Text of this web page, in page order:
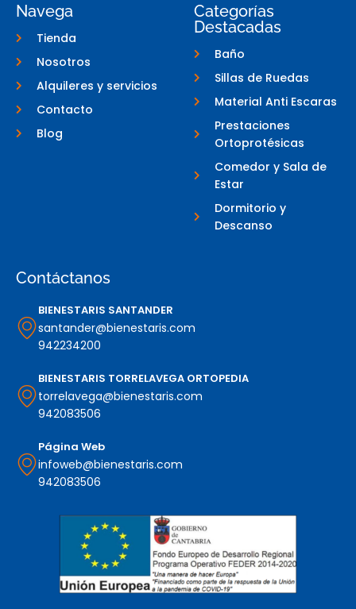
k
f
m
Navega
Tienda
Nosotros
Alquileres y servicios
Contacto
Blog
Categorías
Destacadas
Baño
Sillas de Ruedas
Material Anti Escaras
Prestaciones
Ortoprotésicas
Comedor y Sala de
Estar
Dormitorio y
Descanso
Contáctanos
BIENESTARIS SANTANDER
santander@bienestaris.com
942234200
BIENESTARIS TORRELAVEGA ORTOPEDIA
torrelavega@bienestaris.com
942083506
Página Web
infoweb@bienestaris.com
942083506